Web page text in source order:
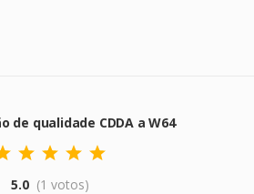
de qualidade CDDA a W64
5.0 (1 votos)